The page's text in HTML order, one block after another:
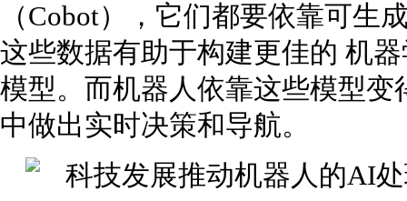
（Cobot），它们都要依靠可生
这些数据有助于构建更佳的 机
模型。而机器人依靠这些模型变
中做出实时决策和导航。